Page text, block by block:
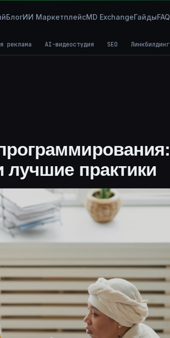
БлогИИ МаркетплейсMD ExchangeГайдыFAQ
реклама AI-видеостудия SEO Линкбилдинг
практики